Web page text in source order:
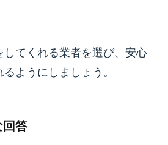
てくれる業者を選び、安心
ようにしましょう。
回答